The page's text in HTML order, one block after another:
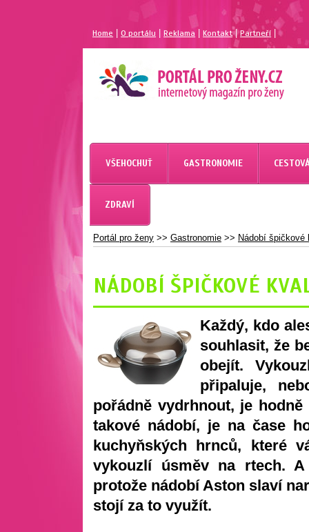
Home |O portálu Reklama Kontakt| Partneří
MAGAZÍN PRO ŽENY
PORTÁL PRO ŽENY.CZ
VŠEHOCHUŤ GASTRONOMIE
ZDRAVÍ
Portál pro ženy >> Gastronomie >> Nádobí
NÁDOBÍ ŠPIČKOVÉ
Každý, kdo
souhlasit, že
obejít.
připaluje,
pořádně vydrhnout, je
takové nádobí, je na čase
kuchyňských hrnců, které
vykouzlí úsměv na rtech.
protože nádobí Aston slaví
stojí za to využít.